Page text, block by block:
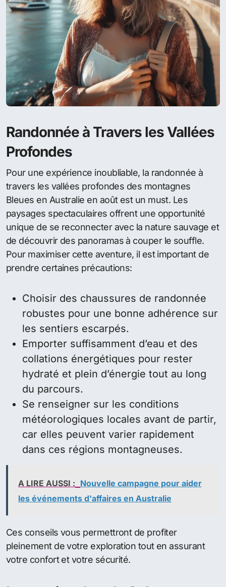
Randonnée à Travers les Vallées
Profondes
Pour une expérience inoubliable, la randonnée à
travers les vallées profondes des montagnes
Bleues en Australie en août est un must. Les
paysages spectaculaires offrent une opportunité
unique de se reconnecter avec la nature sauvage et
de découvrir des panoramas à couper le souffle.
Pour maximiser cette aventure, il est important de
prendre certaines précautions:
Choisir des chaussures de randonnée
robustes pour une bonne adhérence sur
les sentiers escarpés.
Emporter suffisamment d’eau et des
collations énergétiques pour rester
hydraté et plein d’énergie tout au long
du parcours.
Se renseigner sur les conditions
météorologiques locales avant de partir,
car elles peuvent varier rapidement
dans ces régions montagneuses.
A LIRE AUSSI : Nouvelle campagne pour aider
les événements d'affaires en Australie
Ces conseils vous permettront de profiter
pleinement de votre exploration tout en assurant
votre confort et votre sécurité.